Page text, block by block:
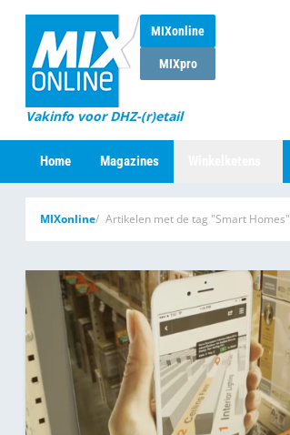
MIXonline
MIXpro
Vakinfo voor DHZ-(r)etail
Home Magazines
MIXonline Artikelen met de tag "Smart Homes"